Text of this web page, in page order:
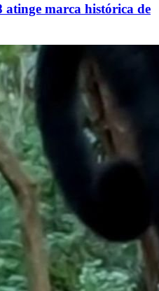
marca histórica de